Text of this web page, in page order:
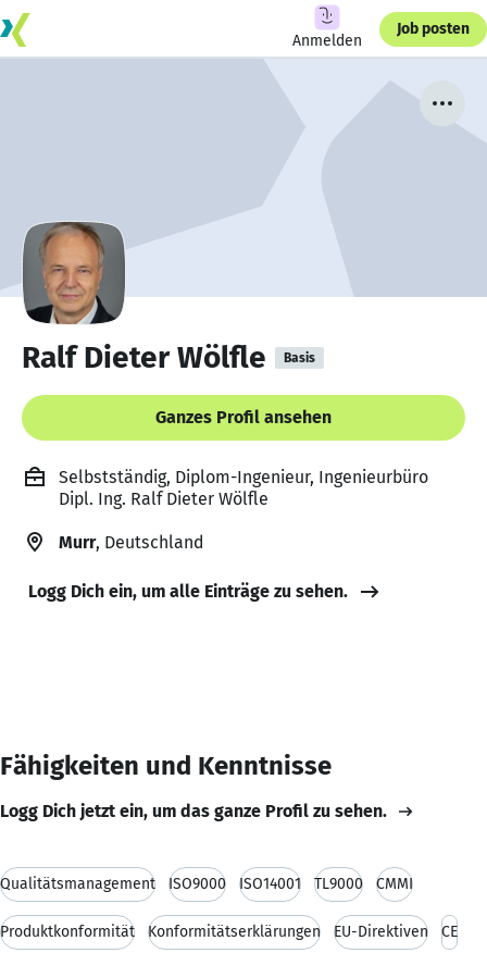
Anmelden
Job posten
Ralf Dieter Wölfle Basis
Ganzes Profil ansehen
Selbstständig, Diplom-Ingenieur, Ingenieurbüro
Dipl. Ing. Ralf Dieter Wölfle
Murr, Deutschland
Logg Dich ein, um alle Einträge zu sehen.
Fähigkeiten und Kenntnisse
Logg Dich jetzt ein, um das ganze Profil zu sehen.
Qualitätsmanagement ISO9000 ISO14001 TL9000 CMMI
Produktkonformität Konformitätserklärungen EU-Direktiven CE